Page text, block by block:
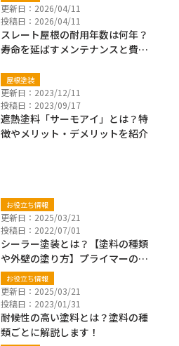
更新日：2026/04/11
投稿日：2026/04/11
スレート屋根の耐用年数は何年？
寿命を延ばすメンテナンスと費用
屋根塗装
更新日：2023/12/11
投稿日：2023/09/17
遮熱塗料「サーモアイ」とは？特
徴やメリット・デメリットを紹介
お役立ち情報
更新日：2025/03/21
投稿日：2022/07/01
シーラー塗装とは？【塗料の種類
や外壁の塗り方】プライマーの違
いも解説
お役立ち情報
更新日：2025/03/21
投稿日：2023/01/31
耐候性の高い塗料とは？塗料の種
類ごとに解説します！